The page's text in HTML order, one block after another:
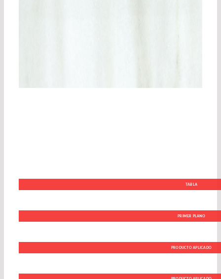
TABLA
PRIMER PLANO
PRODUCTO APLICADO